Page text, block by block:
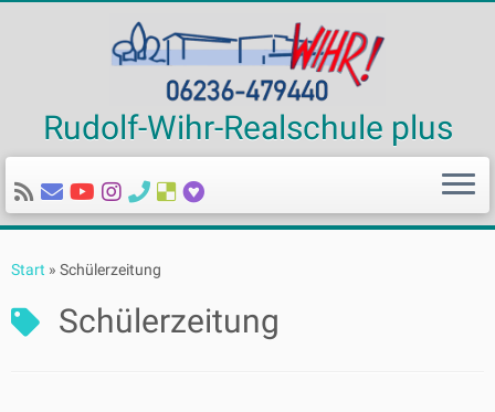
Inhalt
Rudolf-Wihr-Realschule plus
Start » Schülerzeitung
Schülerzeitung